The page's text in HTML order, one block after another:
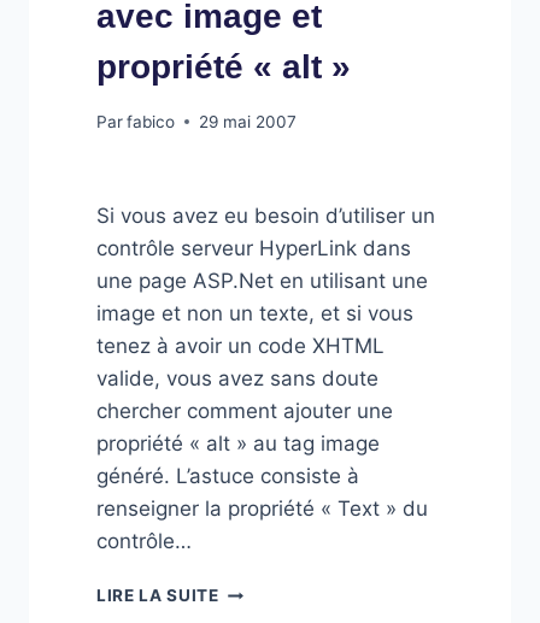
avec image et
propriété « alt »
Parfabico 29 mai 2007
Si vous avez eu besoin d’utiliser un
contrôle serveur HyperLink dans
une page ASP.Net en utilisant une
image et non un texte, et si vous
tenez à avoir un code XHTML
valide, vous avez sans doute
chercher comment ajouter une
propriété « alt » au tag image
généré. L’astuce consiste à
renseigner la propriété « Text » du
contrôle…
LIRE LA SUITECONTRÔLE